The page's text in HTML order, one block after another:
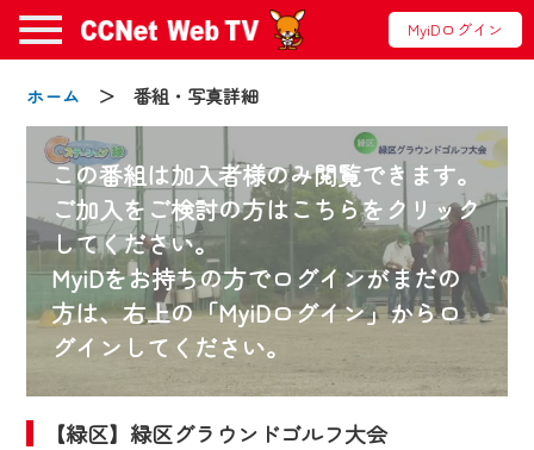
MyiDログイン
ホーム ＞ 番組・写真詳細
この番組は加入者様のみ閲覧できます。
ご加入をご検討の方はこちらをクリック
してください。
MyiDをお持ちの方でログインがまだの
方は、右上の「MyiDログイン」からロ
グインしてください。
【緑区】緑区グラウンドゴルフ大会
お知らせ
2024/09/02
動画配信サービス『CCNet Web TV』は2024
年9月24日からリニューアルします！